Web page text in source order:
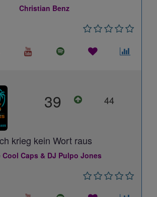
Christian Benz
39 44
krieg kein Wort raus
Cool Caps & DJ Pulpo Jones